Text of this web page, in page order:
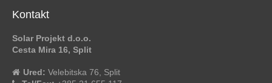
Kontakt
Solar Projekt d.o.o.
Cesta Mira 16, Split
Ured: Velebitska 76, Split